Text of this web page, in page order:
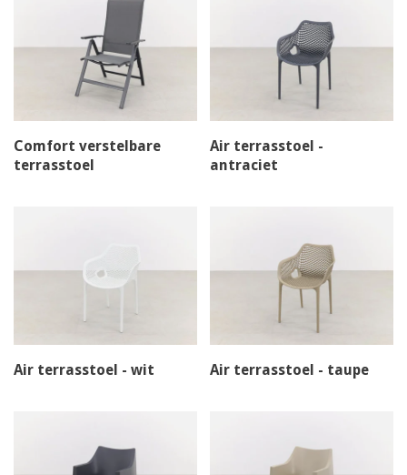
Comfort verstelbare
terrasstoel
Air terrasstoel -
antraciet
Air terrasstoel - wit Air terrasstoel - taupe